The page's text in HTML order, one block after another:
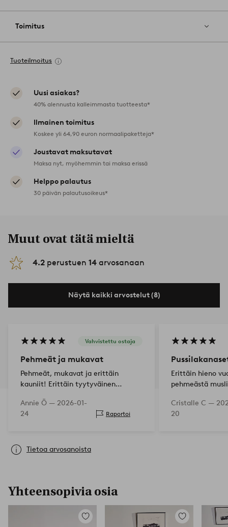
Toimitus
Tuoteilmoitus
Uusi asiakas?
40% alennusta kalleimmasta tuotteesta*
Ilmainen toimitus
Koskee yli 64,90 euron normaalipaketteja*
Joustavat maksutavat
Maksa nyt, myöhemmin tai maksa erissä
Helppo palautus
30 päivän palautusoikeus*
Muut ovat tätä mieltä
4.2 perustuen 14 arvosanaan
Näytä kaikki arvostelut (8)
Vahvistettu ostaja
Pehmeät ja mukavat
Pehmeät, mukavat ja erittäin
kauniit! Erittäin tyytyväinen
tyynyliinat ovat melko isoja
tyynyille, joten ne liukuvat hieman,
Annie Ö — 2026-01-
24
Raportoi
Erittäin hieno
pehmeästä
Cristalle C —
20
Tietoa arvosanoista
Yhteensopivia osia
Lisää
Lisää